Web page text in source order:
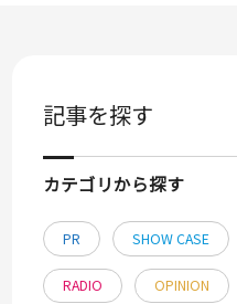
記事を探す
カテゴリから探す
PR SHOW CASE
RADIO OPINION